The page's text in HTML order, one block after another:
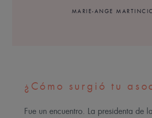
MARIE-ANGE MARTINCIC
¿Cómo surgió tu
Fue un encuentro. La presidenta de